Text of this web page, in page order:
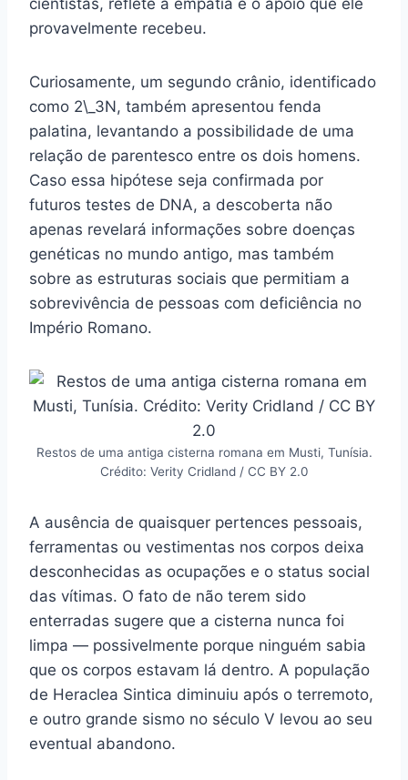
provavelmente recebeu.
Curiosamente, um segundo crânio, identificado
como 2\_3N, também apresentou fenda
palatina, levantando a possibilidade de uma
relação de parentesco entre os dois homens.
Caso essa hipótese seja confirmada por
futuros testes de DNA, a descoberta não
apenas revelará informações sobre doenças
genéticas no mundo antigo, mas também
sobre as estruturas sociais que permitiam a
sobrevivência de pessoas com deficiência no
Império Romano.
Restos de uma antiga cisterna romana em Musti, Tunísia.
Crédito: Verity Cridland / CC BY 2.0
A ausência de quaisquer pertences pessoais,
ferramentas ou vestimentas nos corpos deixa
desconhecidas as ocupações e o status social
das vítimas. O fato de não terem sido
enterradas sugere que a cisterna nunca foi
limpa — possivelmente porque ninguém sabia
que os corpos estavam lá dentro. A população
de Heraclea Sintica diminuiu após o terremoto,
e outro grande sismo no século V levou ao seu
eventual abandono.